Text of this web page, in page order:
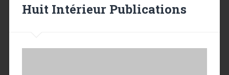
Huit Intérieur Publications